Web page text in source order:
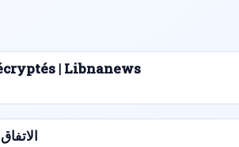
| Libnanews
الاتفاق